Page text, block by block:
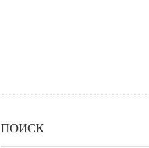
ПОИСК